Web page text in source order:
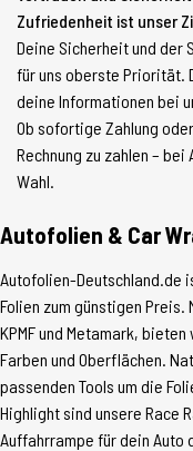
Zufriedenheit ist unser
Deine Sicherheit und der
für uns oberste Priorität.
deine Informationen bei
Ob sofortige Zahlung
Rechnung zu zahlen –
Wahl.
Autofolien & Car
Autofolien-Deutschland.de
Folien zum günstigen Preis.
KPMF und Metamark,
Farben und Oberflächen.
passenden Tools um die
Highlight sind unsere Race
Auffahrrampe für dein Auto